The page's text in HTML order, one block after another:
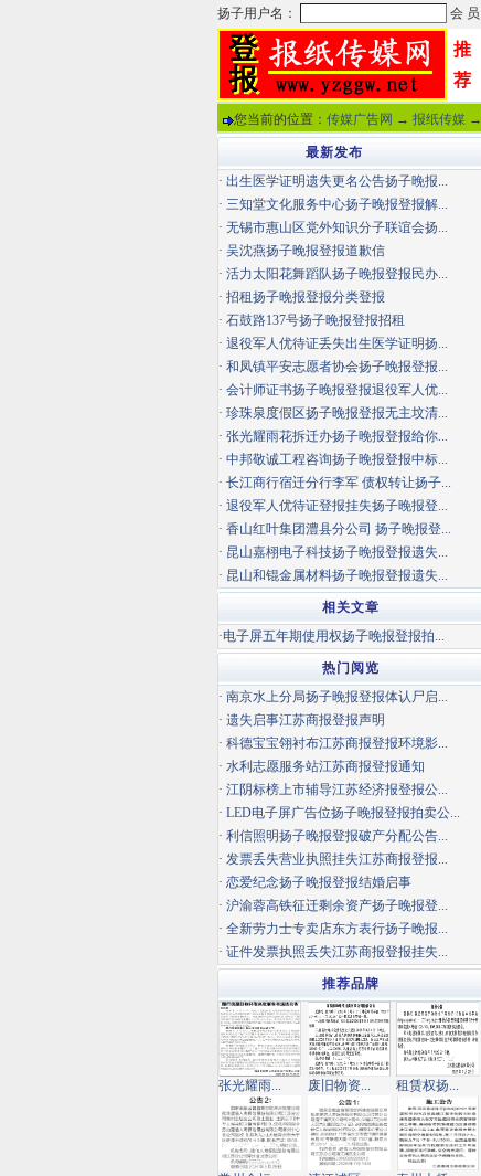
推
荐
您当前的位置： 传媒广告网 → 报纸传媒 →
最新发布
· 出生医学证明遗失更名公告扬子晚报...
· 三知堂文化服务中心扬子晚报登报解...
· 无锡市惠山区党外知识分子联谊会扬...
· 吴沈燕扬子晚报登报道歉信
· 活力太阳花舞蹈队扬子晚报登报民办...
· 招租扬子晚报登报分类登报
· 石鼓路137号扬子晚报登报招租
· 退役军人优待证丢失出生医学证明扬...
· 和凤镇平安志愿者协会扬子晚报登报...
· 会计师证书扬子晚报登报退役军人优...
· 珍珠泉度假区扬子晚报登报无主坟清...
· 张光耀雨花拆迁办扬子晚报登报给你...
· 中邦敬诚工程咨询扬子晚报登报中标...
· 长江商行宿迁分行李军 债权转让扬子...
· 退役军人优待证登报挂失扬子晚报登...
· 香山红叶集团澧县分公司 扬子晚报登...
· 昆山嘉栩电子科技扬子晚报登报遗失...
· 昆山和锟金属材料扬子晚报登报遗失...
相关文章
·电子屏五年期使用权扬子晚报登报拍...
热门阅览
· 南京水上分局扬子晚报登报体认尸启...
· 遗失启事江苏商报登报声明
· 科德宝宝翎衬布江苏商报登报环境影...
· 水利志愿服务站江苏商报登报通知
· 江阴标榜上市辅导江苏经济报登报公...
· LED电子屏广告位扬子晚报登报拍卖公...
· 利信照明扬子晚报登报破产分配公告...
· 发票丢失营业执照挂失江苏商报登报...
· 恋爱纪念扬子晚报登报结婚启事
· 沪渝蓉高铁征迁剩余资产扬子晚报登...
· 全新劳力士专卖店东方表行扬子晚报...
· 证件发票执照丢失江苏商报登报挂失...
推荐品牌
张光耀雨... 废旧物资... 租赁权扬...